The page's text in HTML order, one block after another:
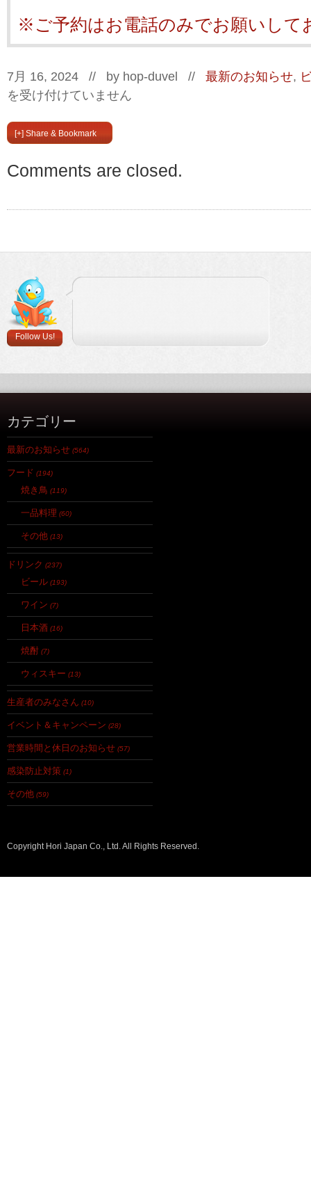
※ご予約はお電話のみでお願いして
7月 16, 2024 // by hop-duvel // 最新のお知らせ,
を受け付けていません
[+] Share & Bookmark
Comments are closed.
Follow Us!
カテゴリー
最新のお知らせ (564)
フード (194)
焼き鳥 (119)
一品料理 (60)
その他 (13)
ドリンク (237)
ビール (193)
ワイン (7)
日本酒 (16)
焼酎 (7)
ウィスキー (13)
生産者のみなさん (10)
イベント＆キャンペーン (28)
営業時間と休日のお知らせ (57)
感染防止対策 (1)
その他 (59)
Copyright Hori Japan Co., Ltd. All Rights Reserved.